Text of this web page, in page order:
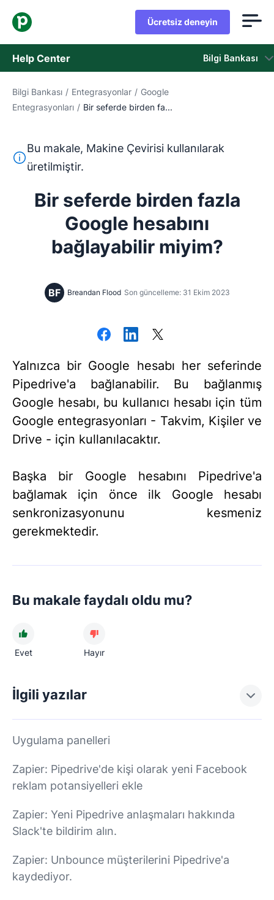
Ücretsiz deneyin
Help Center Bilgi Bankası
Bilgi Bankası
Destek Birimiyle İletişime Geçin
Bilgi Bankası / Entegrasyonlar / Google
Entegrasyonları / Bir seferde birden fa...
Bu metin, İngilizceden Makine Çevirisi aracı
Bu makale, Makine Çevirisi kullanılarak
üretilmiştir.
Bir seferde birden fazla
Google hesabını
bağlayabilir miyim?
BF Breandan Flood Son güncelleme: 31 Ekim 2023
Yalnızca bir Google hesabı her seferinde
Pipedrive'a bağlanabilir. Bu bağlanmış
Google hesabı, bu kullanıcı hesabı için tüm
Google entegrasyonları - Takvim, Kişiler ve
Drive - için kullanılacaktır.
Başka bir Google hesabını Pipedrive'a
bağlamak için önce ilk Google hesabı
senkronizasyonunu kesmeniz
gerekmektedir.
Bu makale faydalı oldu mu?
Evet Hayır
İlgili yazılar
Uygulama panelleri
Zapier: Pipedrive'de kişi olarak yeni Facebook
reklam potansiyelleri ekle
Zapier: Yeni Pipedrive anlaşmaları hakkında
Slack'te bildirim alın.
Zapier: Unbounce müşterilerini Pipedrive'a
kaydediyor.